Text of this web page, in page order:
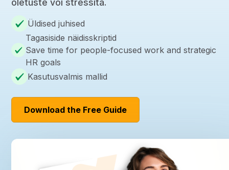
oletuste või stressita.
Üldised juhised
Tagasiside näidisskriptid
Save time for people-focused work and strategic
HR goals
Kasutusvalmis mallid
Download the Free Guide